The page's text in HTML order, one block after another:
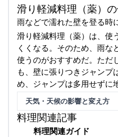
滑り軽減料理（薬）
雨などで濡れた壁を登る時
滑り軽減料理（薬）は、使
くくなる。そのため、雨な
使うのがおすすめだ。ただ
も、壁に張りつきジャンプ
め、ジャンプは多用せずに
天気・天候の影響と変え方
料理関連記事
料理関連ガイド